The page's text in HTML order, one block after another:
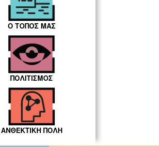
Ο ΤΟΠΟΣ ΜΑΣ
ΠΟΛΙΤΙΣΜΟΣ
ΑΝΘΕΚΤΙΚΗ ΠΟΛΗ